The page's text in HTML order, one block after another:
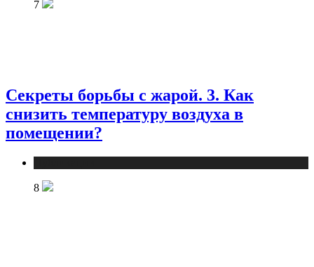
7
Секреты борьбы с жарой. 3. Как
снизить температуру воздуха в
помещении?
8